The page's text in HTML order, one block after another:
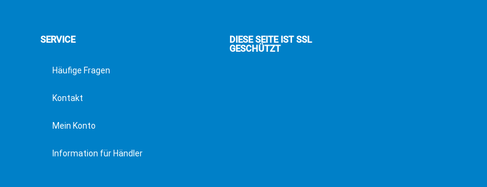
SERVICE
Häufige Fragen
Kontakt
Mein Konto
Information für Händler
DIESE SEITE IST SSL
GESCHÜTZT